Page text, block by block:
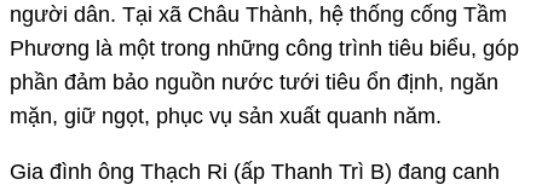
người dân. Tại xã Châu Thành, hệ thống cống Tầm
Phương là một trong những công trình tiêu biểu, góp
phần đảm bảo nguồn nước tưới tiêu ổn định, ngăn
mặn, giữ ngọt, phục vụ sản xuất quanh năm.
Gia đình ông Thạch Ri (ấp Thanh Trì B) đang canh